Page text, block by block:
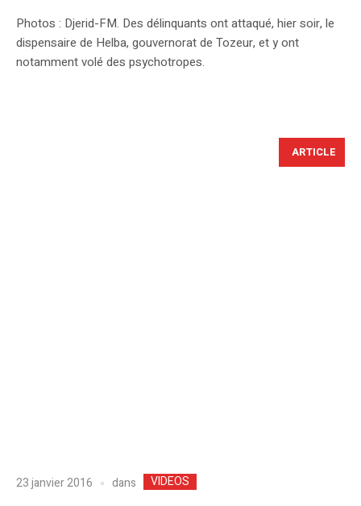
Photos : Djerid-FM. Des délinquants ont attaqué, hier soir, le
dispensaire de Helba, gouvernorat de Tozeur, et y ont
notamment volé des psychotropes.
ARTICLE
23 janvier 2016 dans VIDEOS